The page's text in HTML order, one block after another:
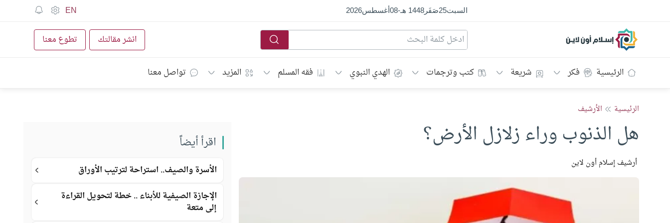
السبت25صَفَر1448 هـ -
08أغسطس2026
EN
إسلام أون لاين انشر مقالتك تطوع معنا
الرئيسية فكر شريعة كتب وترجمات الهدي النبوي فقه المسلم المزيد تواصل معنا
الرئيسية الأرشيف
هل الذنوب وراء زلازل الأرض؟
أرشيف إسلام أون لاين
اقرأ أيضاً
الأسرة والصيف.. استراحة لترتيب الأوراق
الإجازة الصيفية للأبناء .. خطة لتحويل القراءة
إلى متعة